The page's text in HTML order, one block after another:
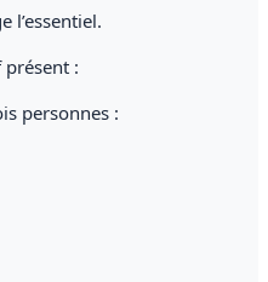
l’essentiel.
présent :
personnes :